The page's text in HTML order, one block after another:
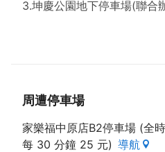
3.坤慶公園地下停車場(聯合
周遭停車場
家樂福中原店B2停車場 (全
每 30 分鐘 25 元) 導航